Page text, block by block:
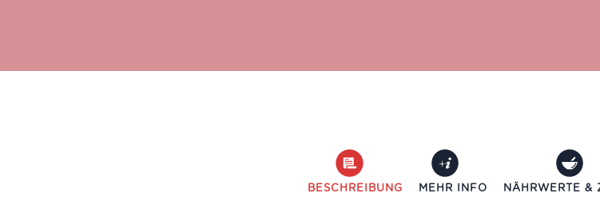
BESCHREIBUNG MEHR INFO NÄHRWERTE &